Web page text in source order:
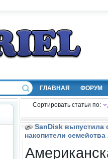
ГЛАВНАЯ ФОРУМ
Сортировать статьи по:
SanDisk выпустила
накопители семейства